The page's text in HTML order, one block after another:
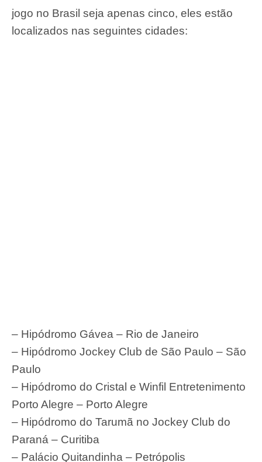
jogo no Brasil seja apenas cinco, eles estão
localizados nas seguintes cidades:
– Hipódromo Gávea – Rio de Janeiro
– Hipódromo Jockey Club de São Paulo – São
Paulo
– Hipódromo do Cristal e Winfil Entretenimento
Porto Alegre – Porto Alegre
– Hipódromo do Tarumã no Jockey Club do
Paraná – Curitiba
– Palácio Quitandinha – Petrópolis